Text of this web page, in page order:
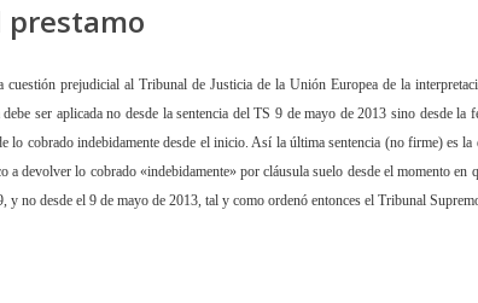
prestamo
cuestión prejudicial al Tribunal de Justicia de la Unión Europea de la
ser aplicada no desde la sentencia del TS 9 de mayo de 2013 sino desde
lo cobrado indebidamente desde el inicio. Así la última sentencia (no firme) es
a devolver lo cobrado «indebidamente» por cláusula suelo desde el momento
y no desde el 9 de mayo de 2013, tal y como ordenó entonces el Tribunal